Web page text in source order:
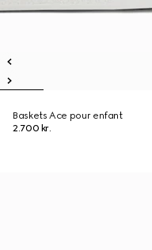
Baskets Ace pour enfant
2.700 kr.